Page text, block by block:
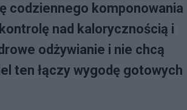
codziennego komponowania
nad kalorycznością i
odżywianie i nie chcą
ten łączy wygodę gotowych